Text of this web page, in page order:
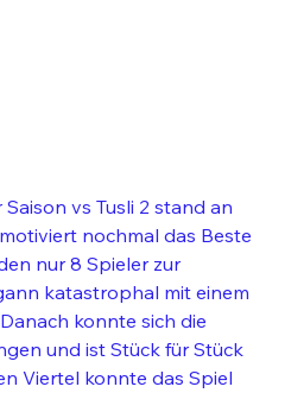
vs Tusli 2 stand an
nochmal das Beste
nur 8 Spieler zur
katastrophal mit einem
konnte sich die
und ist Stück für Stück
Viertel konnte das Spiel